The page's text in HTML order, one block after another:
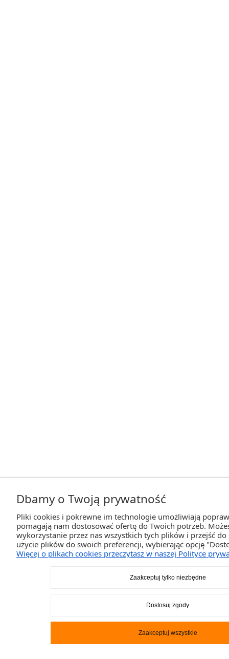
Dbamy o Twoją prywatność
Pliki cookies i pokrewne im technologie umożliwiają
pomagają nam dostosować ofertę do Twoich potrzeb.
wykorzystanie przez nas wszystkich tych plików i przejść
użycie plików do swoich preferencji, wybierając opcję
Więcej o plikach cookies przeczytasz w naszej Polityce
Zaakceptuj tylko niezbędne
Dostosuj zgody
Zaakceptuj wszystkie